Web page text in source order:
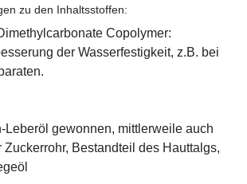
zu den Inhaltsstoffen:
Copolymer:
der Wasserfestigkeit, z.B. bei
Leberöl gewonnen, mittlerweile auch
Bestandteil des Hauttalgs,